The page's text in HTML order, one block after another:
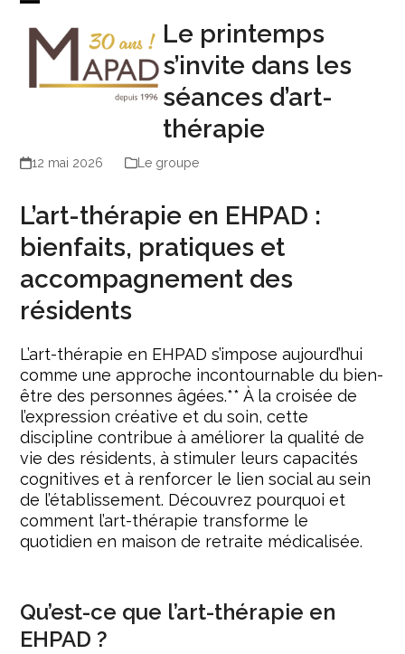
Skip
contentmobile
menu
mobile
menu
Le printemps
s’invite dans les
séances d’art-
thérapie
12 mai 2026 Le groupe
L’art-thérapie en EHPAD :
bienfaits, pratiques et
accompagnement des
résidents
L’art-thérapie en EHPAD s’impose aujourd’hui
comme une approche incontournable du bien-
être des personnes âgées.** À la croisée de
l’expression créative et du soin, cette
discipline contribue à améliorer la qualité de
vie des résidents, à stimuler leurs capacités
cognitives et à renforcer le lien social au sein
de l’établissement. Découvrez pourquoi et
comment l’art-thérapie transforme le
quotidien en maison de retraite médicalisée.
Qu’est-ce que l’art-thérapie en
EHPAD ?